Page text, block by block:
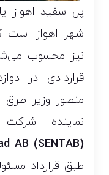
پل سفید اهواز
شهر اهواز است
قراردادی در
منصور وزیر طرق
نماینده شرکت
(Svenska Entreprenad AB (SENTAB
طبق قرارداد